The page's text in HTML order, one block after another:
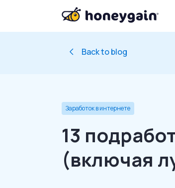
Back to blog
Заработок в интернете
13
(включая